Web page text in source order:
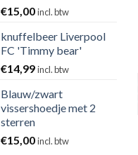
€15,00incl. btw
knuffelbeer Liverpool
FC 'Timmy bear'
€14,99incl. btw
Blauw/zwart
vissershoedje met 2
sterren
€15,00incl. btw